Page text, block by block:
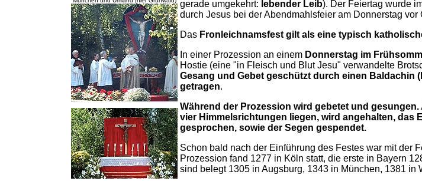
gerade umgekehrt: lebender Leib). Der Feiertag wurde
durch Jesus bei der Abendmahlsfeier am Donnerstag
Das Fronleichnamsfest gilt als eine typisch
In einer Prozession an einem Donnerstag im
Hostie (eine "in Fleisch und Blut Jesu" verwandelte
Gesang und Gebet geschützt durch einen Baldachin
getragen.
Während der Prozession wird gebetet und
vier Himmelsrichtungen liegen, wird angehalten, das
gesprochen, sowie der Segen gespendet.
Schon bald nach der Einführung des Festes war mit der
Prozession fand 1277 in Köln statt, die erste in Bayern
sind belegt 1305 in Augsburg, 1343 in München, 1381 in